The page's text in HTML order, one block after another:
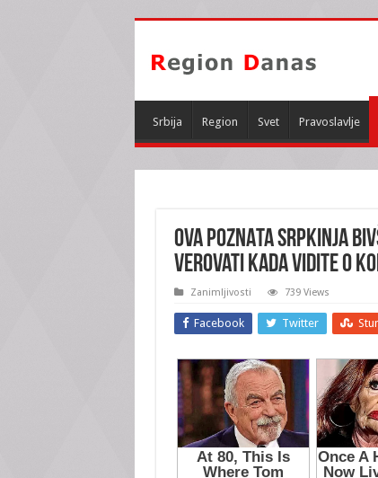
Srbija Region Svet Pravoslavlje
OVA POZNATA SRPKINJA
verovati kada vidite o
Zanimljivosti 739 Views
Facebook Twitter